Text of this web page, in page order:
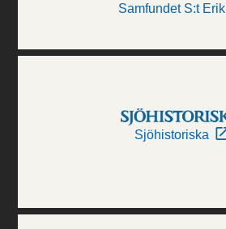
Samfundet S:t Erik
Sjöhistoriska